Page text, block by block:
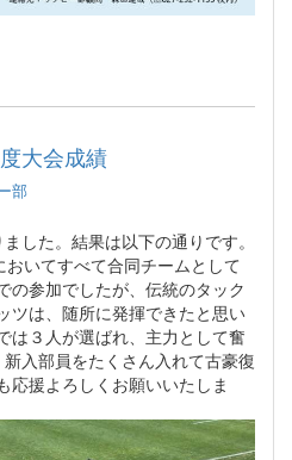
大会成績
部
した。結果は以下の通りです。
いてすべて合同チームとして
の参加でしたが、伝統のタック
ツは、随所に発揮できたと思い
は３人が選ばれ、主力として奮
入部員をたくさん入れて古豪復
応援よろしくお願いいたしま